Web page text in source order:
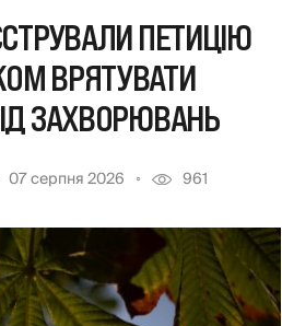
ПЕТИЦІЮ
ВРЯТУВАТИ
ЗАХВОРЮВАНЬ
07 серпня 2026 961